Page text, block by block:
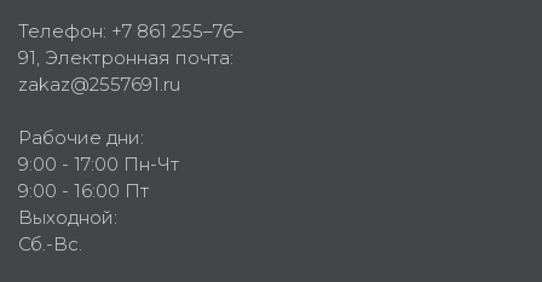
Телефон: +7 861 255–76–
91, Электронная почта:
zakaz@2557691.ru
Рабочие дни:
9:00 - 17:00 Пн-Чт
9:00 - 16:00 Пт
Выходной:
Сб.-Вс.